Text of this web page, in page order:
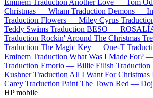
Eminem Traduction Another Love — Tom
Christmas — Wham Traduction Demons —
Traduction Flowers — Miley Cyrus
Teddy Swims Traduction BESO —
Traduction Rockin' Around The Christmas
Traduction The Magic Key — One-T
Eminem Traduction What Was I Made For?
Traduction Emorio — Billie Eilish
Kushner Traduction All I Want For
Carey Traduction Paint The Town Red —
HP mobile